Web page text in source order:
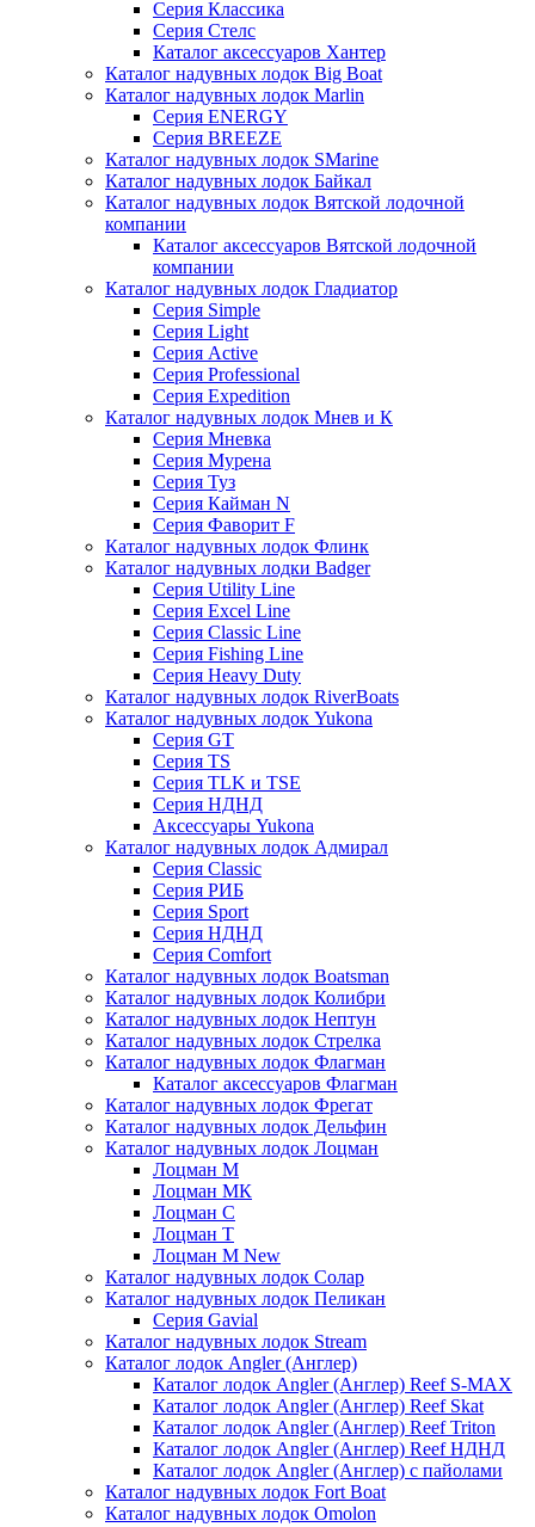
Серия Классика
Серия Стелс
Каталог аксессуаров Хантер
Каталог надувных лодок Big Boat
Каталог надувных лодок Marlin
Серия ENERGY
Серия BREEZE
Каталог надувных лодок SMarine
Каталог надувных лодок Байкал
Каталог надувных лодок Вятской лодочной
компании
Каталог аксессуаров Вятской лодочной
компании
Каталог надувных лодок Гладиатор
Серия Simple
Серия Light
Серия Active
Серия Professional
Серия Expedition
Каталог надувных лодок Мнев и К
Серия Мневка
Серия Мурена
Серия Туз
Серия Кайман N
Серия Фаворит F
Каталог надувных лодок Флинк
Каталог надувных лодки Badger
Серия Utility Line
Серия Excel Line
Серия Classic Line
Серия Fishing Line
Серия Heavy Duty
Каталог надувных лодок RiverBoats
Каталог надувных лодок Yukona
Серия GT
Серия TS
Серия TLK и TSE
Серия НДНД
Аксессуары Yukona
Каталог надувных лодок Адмирал
Серия Classic
Серия РИБ
Серия Sport
Серия НДНД
Серия Comfort
Каталог надувных лодок Boatsman
Каталог надувных лодок Колибри
Каталог надувных лодок Нептун
Каталог надувных лодок Стрелка
Каталог надувных лодок Флагман
Каталог аксессуаров Флагман
Каталог надувных лодок Фрегат
Каталог надувных лодок Дельфин
Каталог надувных лодок Лоцман
Лоцман М
Лоцман МК
Лоцман С
Лоцман Т
Лоцман М New
Каталог надувных лодок Солар
Каталог надувных лодок Пеликан
Серия Gavial
Каталог надувных лодок Stream
Каталог лодок Angler (Англер)
Каталог лодок Angler (Англер) Reef S-MAX
Каталог лодок Angler (Англер) Reef Skat
Каталог лодок Angler (Англер) Reef Triton
Каталог лодок Angler (Англер) Reef НДНД
Каталог лодок Angler (Англер) с пайолами
Каталог надувных лодок Fort Boat
Каталог надувных лодок Omolon